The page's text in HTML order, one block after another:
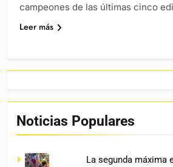
campeones de las últimas cinco
Leer más
Noticias Populares
La segunda máxima